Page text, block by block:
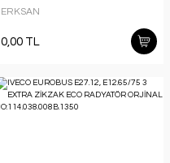
UYUMLUDUR. ORJİNAL NO:
ERKSAN
0,00 TL